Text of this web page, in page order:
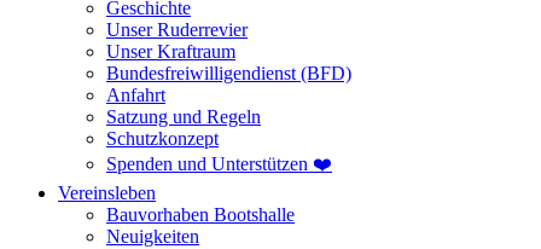
Geschichte
Unser Ruderrevier
Unser Kraftraum
Bundesfreiwilligendienst (BFD)
Anfahrt
Satzung und Regeln
Schutzkonzept
Spenden und Unterstützen ❤️
Vereinsleben
Bauvorhaben Bootshalle
Neuigkeiten